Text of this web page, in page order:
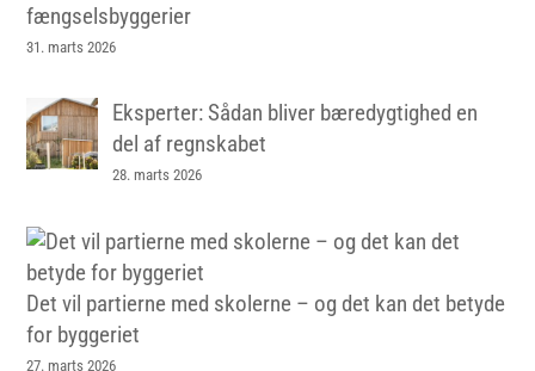
fængselsbyggerier
31. marts 2026
Eksperter: Sådan bliver bæredygtighed en
del af regnskabet
28. marts 2026
Det vil partierne med skolerne – og det kan det betyde
for byggeriet
27. marts 2026